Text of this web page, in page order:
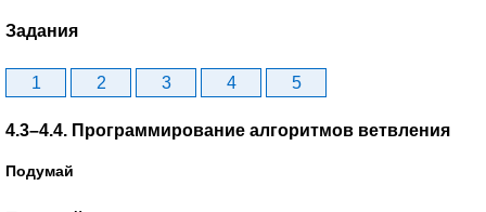
Задания
1 2 3 4 5
4.3–4.4. Программирование алгоритмов ветвления
Подумай